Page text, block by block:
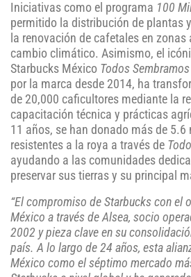
Iniciativas como el programa 100
permitido la distribución de plantas
la renovación de cafetales en zonas
cambio climático. Asimismo, el
Starbucks México Todos
por la marca desde 2014, ha
de 20,000 caficultores mediante la
capacitación técnica y prácticas
11 años, se han donado más de
resistentes a la roya a través de
ayudando a las comunidades
preservar sus tierras y su principal
“El compromiso de Starbucks con el
México a través de Alsea, socio
2002 y pieza clave en su
país. A lo largo de 24 años, esta
México como el séptimo mercado